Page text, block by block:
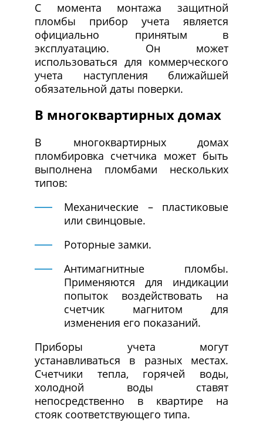
С момента монтажа защитной
пломбы прибор учета является
официально принятым в
эксплуатацию. Он может
использоваться для коммерческого
учета наступления ближайшей
обязательной даты поверки.
В многоквартирных домах
В многоквартирных домах
пломбировка счетчика может быть
выполнена пломбами нескольких
типов:
Механические – пластиковые
или свинцовые.
Роторные замки.
Антимагнитные пломбы.
Применяются для индикации
попыток воздействовать на
счетчик магнитом для
изменения его показаний.
Приборы учета могут
устанавливаться в разных местах.
Счетчики тепла, горячей воды,
холодной воды ставят
непосредственно в квартире на
стояк соответствующего типа.